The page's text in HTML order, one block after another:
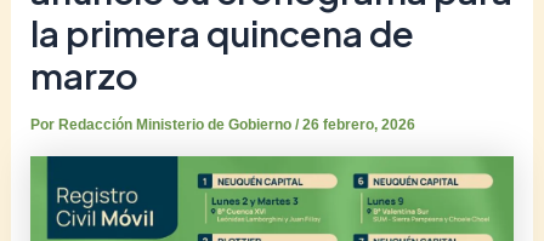
la primera quincena de
marzo
Por Redacción Ministerio de Gobierno/26 febrero, 2026